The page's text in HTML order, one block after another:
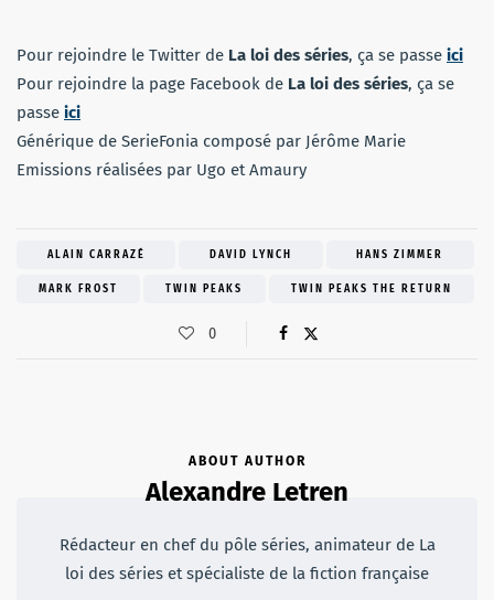
Pour rejoindre le Twitter de La loi des séries, ça se passe ici
Pour rejoindre la page Facebook de La loi des séries, ça se
passe ici
Générique de SerieFonia composé par Jérôme Marie
Emissions réalisées par Ugo et Amaury
ALAIN CARRAZÉ DAVID LYNCH HANS ZIMMER
MARK FROST TWIN PEAKS TWIN PEAKS THE RETURN
0
ABOUT AUTHOR
Alexandre Letren
Rédacteur en chef du pôle séries, animateur de La
loi des séries et spécialiste de la fiction française